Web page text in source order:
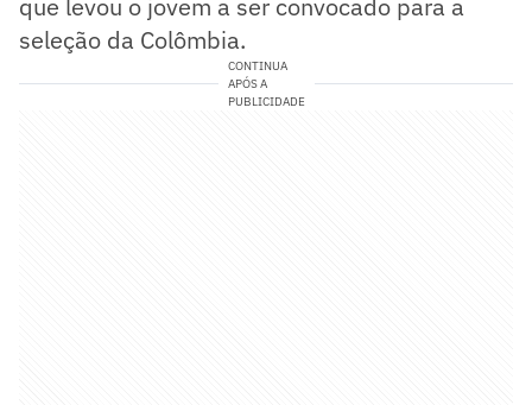
seleção da Colômbia.
CONTINUA
APÓS A
PUBLICIDADE